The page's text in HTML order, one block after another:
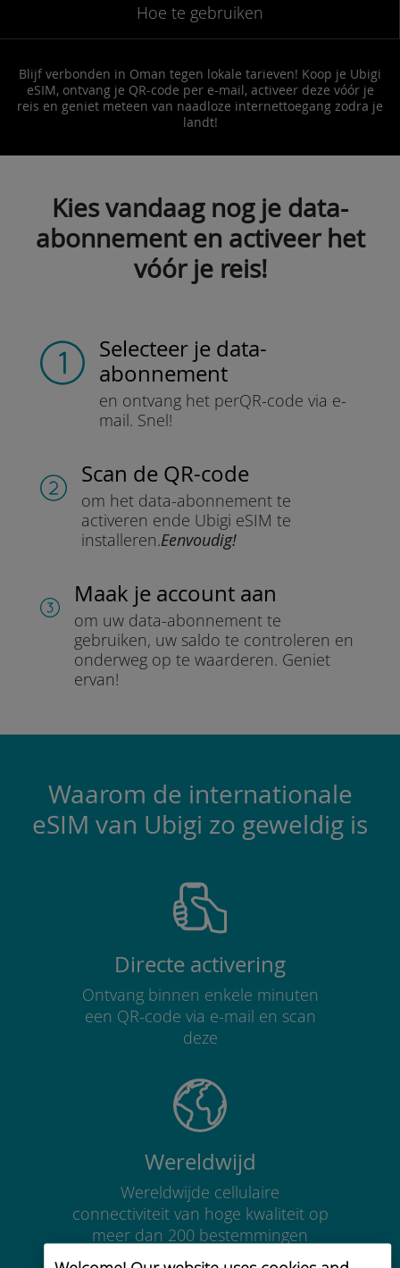
Hoe te gebruiken
Blijf verbonden in Oman tegen lokale tarieven! Koop je Ubigi
eSIM, ontvang je QR-code per e-mail, activeer deze vóór je
reis en geniet meteen van naadloze internettoegang zodra je
landt!
Kies vandaag nog je data-
abonnement en activeer het
vóór je reis!
Selecteer je data-
abonnement
en ontvang het perQR-code via e-
mail. Snel!
Scan de QR-code
om het data-abonnement te
activeren ende Ubigi eSIM te
installeren.Eenvoudig!
Maak je account aan
om uw data-abonnement te
gebruiken, uw saldo te controleren en
onderweg op te waarderen. Geniet
ervan!
Waarom de internationale
eSIM van Ubigi zo geweldig is
Directe activering
Ontvang binnen enkele minuten
een QR-code via e-mail en scan
deze
Wereldwijd
Wereldwijde cellulaire
connectiviteit van hoge kwaliteit op
meer dan 200 bestemmingen